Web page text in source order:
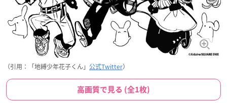
（引用：「地縛少年花子くん」 公式Twitter）
高画質で見る (全1枚)